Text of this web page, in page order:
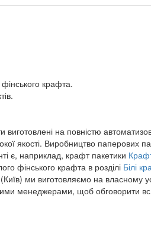
крафта.
на повністю
якості. Виробництво паперових
є, наприклад, крафт пакетики
фінського крафта в розділі Білі
ми виготовляємо на власному
менеджерами, щоб обговорити